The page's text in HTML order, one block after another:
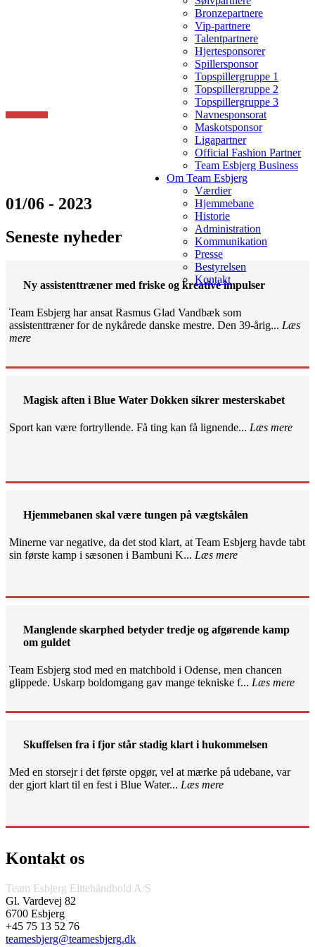
Bronzepartnere
Vip-partnere
Talentpartnere
Hjertesponsorer
Spillersponsor
Topspillergruppe 1
Topspillergruppe 2
Topspillergruppe 3
Navnesponsorat
Maskotsponsor
Ligapartner
Official Fashion Partner
Team Esbjerg Business
Om Team Esbjerg
Værdier
Hjemmebane
Historie
Administration
Kommunikation
Presse
Bestyrelsen
Kontakt
01/06 - 2023
Seneste nyheder
Ny assistenttræner med friske og kreative impulser
Team Esbjerg har ansat Rasmus Glad Vandbæk som
assistenttræner for de nykårede danske mestre. Den 39-årig... Læs
mere
Magisk aften i Blue Water Dokken sikrer mesterskabet
Sport kan være fortryllende. Få ting kan få lignende... Læs mere
Hjemmebanen skal være tungen på vægtskålen
Minerne var negative, da det stod klart, at Team Esbjerg havde tabt
sin første kamp i sæsonen i Bambuni K... Læs mere
Manglende skarphed betyder tredje og afgørende kamp
om guldet
Team Esbjerg stod med en matchbold i Odense, men chancen
glippede. Uskarp boldomgang gav mange tekniske f... Læs mere
Skuffelsen fra i fjor står stadig klart i hukommelsen
Med en storsejr i det første opgør, vel at mærke på udebane, var
der gjort klart til en fest i Blue Water... Læs mere
Kontakt os
Team Esbjerg Elitehåndbold A/S
Gl. Vardevej 82
6700 Esbjerg
+45 75 13 52 76
teamesbjerg@teamesbjerg.dk